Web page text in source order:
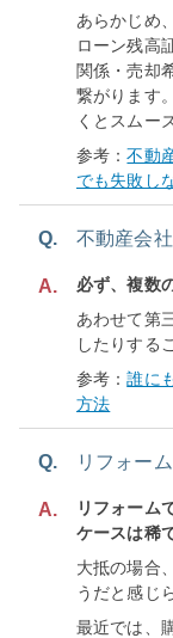
あらかじめ
ローン残高
関係・売却
繋がります
くとスムー
参考：不動
でも失敗し
Q. 不動産会
A.
必ず、複数
あわせて第
したりする
参考：誰に
方法
Q. リフォー
A.
リフォーム
ケースは稀
大抵の場合
うだと感じ
最近では、